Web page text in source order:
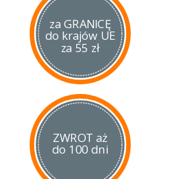
za GRANICĘ
do krajów UE
za 55 zł
ZWROT aż
do 100 dni